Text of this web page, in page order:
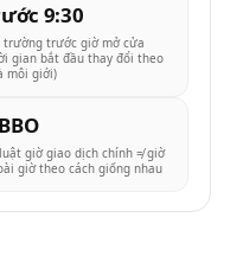
9:30
trường trước giờ mở cửa
gian bắt đầu thay đổi theo
môi giới)
giờ giao dịch chính ≠ giờ
giờ theo cách giống nhau